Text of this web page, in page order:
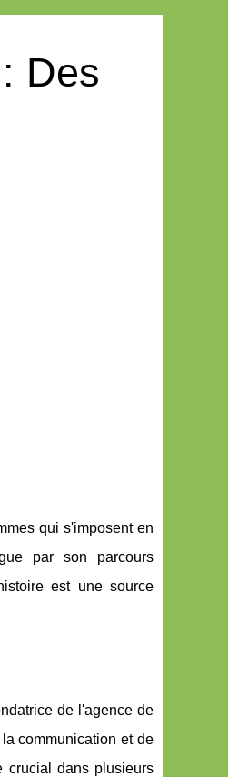
Des
qui s'imposent en
par son parcours
est une source
de l'agence de
communication et de
crucial dans plusieurs